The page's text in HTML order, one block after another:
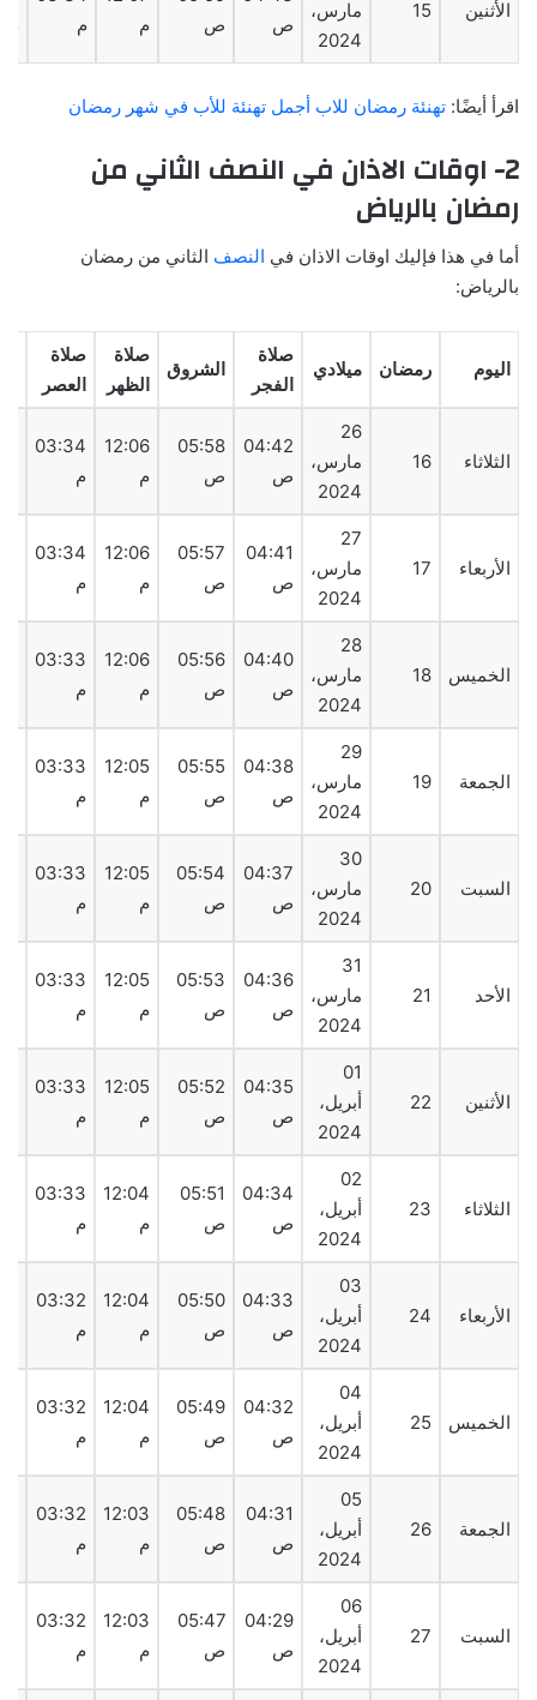
الأثنين 15
مارس،
2024
ص
ص
م
م
م
اقرأ أيضًا: تهنئة رمضان للاب أجمل تهنئة للأب في شهر رمضان
2- اوقات الاذان في النصف الثاني من
رمضان بالرياض
أما في هذا فإليك اوقات الاذان في النصف الثاني من رمضان
بالرياض:
اليوم رمضان ميلادي
صلاة
الفجر
الشروق
صلاة
الظهر
صلاة
العصر
الثلاثاء 16
26
مارس،
2024
04:42
ص
05:58
ص
12:06
م
03:34
م
الأربعاء 17
27
مارس،
2024
04:41
ص
05:57
ص
12:06
م
03:34
م
الخميس 18
28
مارس،
2024
04:40
ص
05:56
ص
12:06
م
03:33
م
الجمعة 19
29
مارس،
2024
04:38
ص
05:55
ص
12:05
م
03:33
م
السبت 20
30
مارس،
2024
04:37
ص
05:54
ص
12:05
م
03:33
م
الأحد 21
31
مارس،
2024
04:36
ص
05:53
ص
12:05
م
03:33
م
الأثنين 22
01
أبريل،
2024
04:35
ص
05:52
ص
12:05
م
03:33
م
الثلاثاء 23
02
أبريل،
2024
04:34
ص
05:51
ص
12:04
م
03:33
م
الأربعاء 24
03
أبريل،
2024
04:33
ص
05:50
ص
12:04
م
03:32
م
الخميس 25
04
أبريل،
2024
04:32
ص
05:49
ص
12:04
م
03:32
م
الجمعة 26
05
أبريل،
2024
04:31
ص
05:48
ص
12:03
م
03:32
م
السبت 27
06
أبريل،
2024
04:29
ص
05:47
ص
12:03
م
03:32
م